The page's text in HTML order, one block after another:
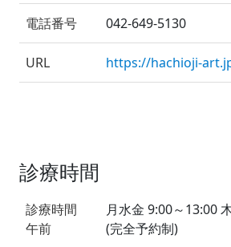
電話番号 042-649-5130
URL https://hachioji-
診療時間
診療時間
午前
月水金 9:00～13:00
(完全予約制)